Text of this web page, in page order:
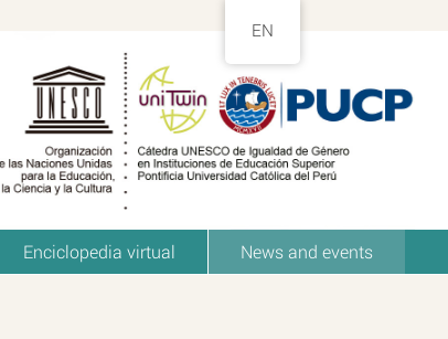
Enciclopedia virtual News and events
EN